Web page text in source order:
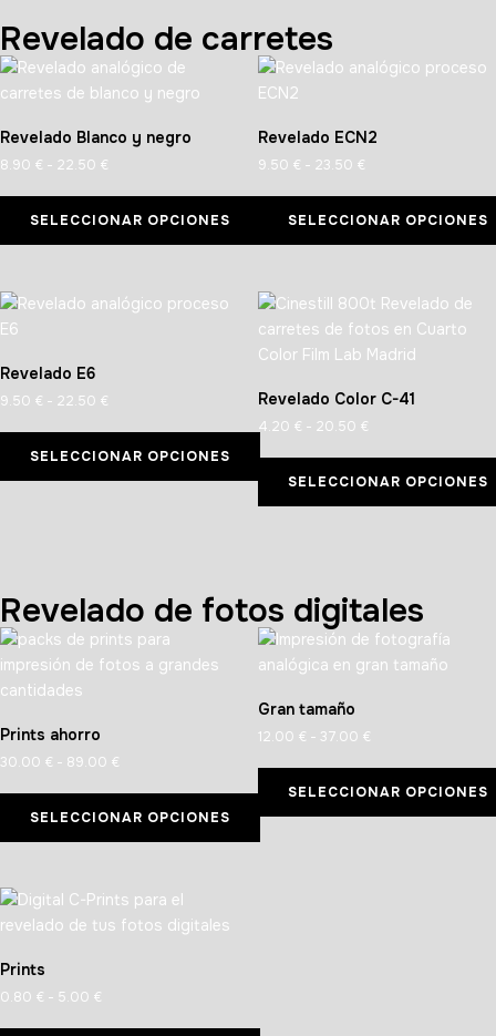
Revelado de carretes
Revelado Blanco y negro
8.90 € - 22.50 €
SELECCIONAR OPCIONES
Revelado ECN2
9.50 € - 23.50 €
SELECCIONAR OPCIONES
Revelado E6
9.50 € - 22.50 €
SELECCIONAR OPCIONES
Revelado Color C-41
4.20 € - 20.50 €
SELECCIONAR OPCIONES
Revelado de fotos digitales
Prints ahorro
30.00 € - 89.00 €
SELECCIONAR OPCIONES
Gran tamaño
12.00 € - 37.00 €
SELECCIONAR OPCIONES
Prints
0.80 € - 5.00 €